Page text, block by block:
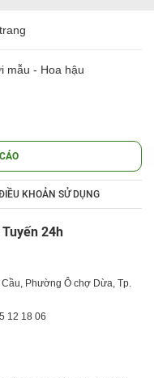
mẫu - Hoa hậu
KHOẢN SỬ DỤNG
24h
Phường Ô chợ Dừa, Tp.
12 18 06